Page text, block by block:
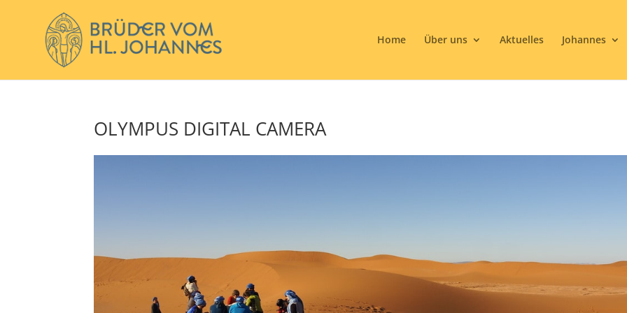
Home Über uns Aktuelles Johannes
OLYMPUS DIGITAL CAMERA